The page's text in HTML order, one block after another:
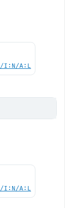
I:N/A:L
I:N/A:L